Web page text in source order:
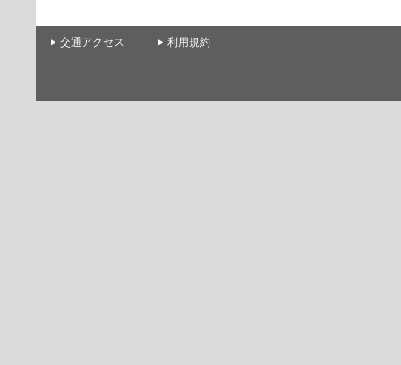
交通アクセス 利用規約